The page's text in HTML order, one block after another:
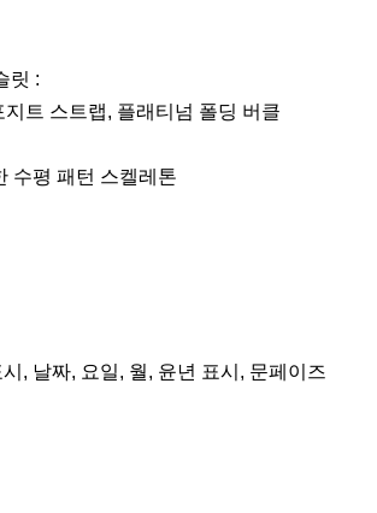
릿 :
트 스트랩, 플래티넘 폴딩 버클
수평 패턴 스켈레톤
, 날짜, 요일, 월, 윤년 표시, 문페이즈